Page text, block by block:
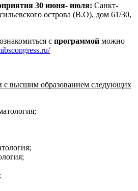
30 июня- июля: Санкт-
острова (В.О), дом 61/30,
с программой можно
с высшим образованием следующих